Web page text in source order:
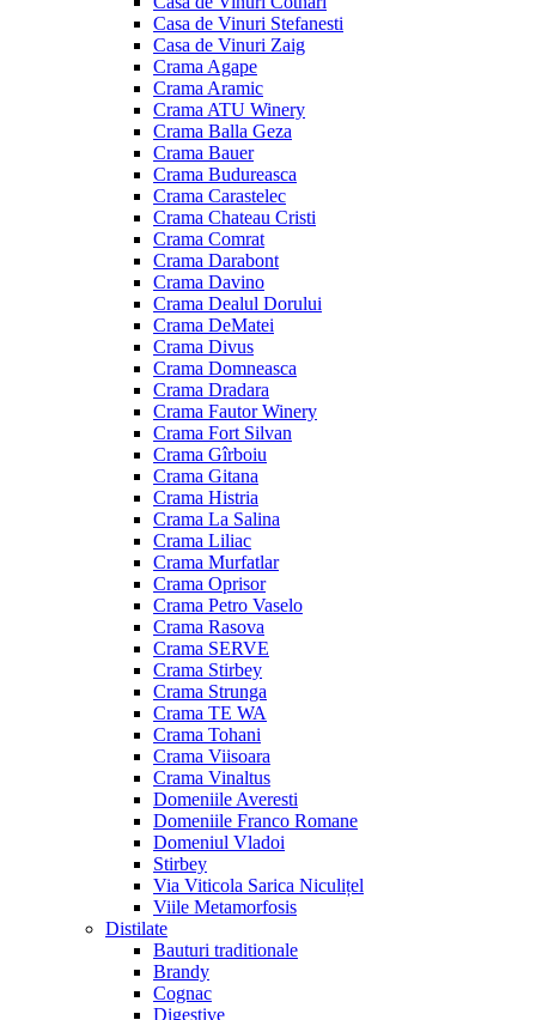
Casa de Vinuri Stefanesti
Casa de Vinuri Zaig
Crama Agape
Crama Aramic
Crama ATU Winery
Crama Balla Geza
Crama Bauer
Crama Budureasca
Crama Carastelec
Crama Chateau Cristi
Crama Comrat
Crama Darabont
Crama Davino
Crama Dealul Dorului
Crama DeMatei
Crama Divus
Crama Domneasca
Crama Dradara
Crama Fautor Winery
Crama Fort Silvan
Crama Gîrboiu
Crama Gitana
Crama Histria
Crama La Salina
Crama Liliac
Crama Murfatlar
Crama Oprisor
Crama Petro Vaselo
Crama Rasova
Crama SERVE
Crama Stirbey
Crama Strunga
Crama TE WA
Crama Tohani
Crama Viisoara
Crama Vinaltus
Domeniile Averesti
Domeniile Franco Romane
Domeniul Vladoi
Stirbey
Via Viticola Sarica Niculițel
Viile Metamorfosis
Distilate
Bauturi traditionale
Brandy
Cognac
Digestive